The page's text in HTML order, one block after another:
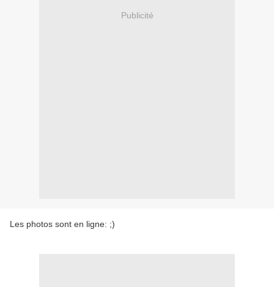
Publicité
Les photos sont en ligne: ;)